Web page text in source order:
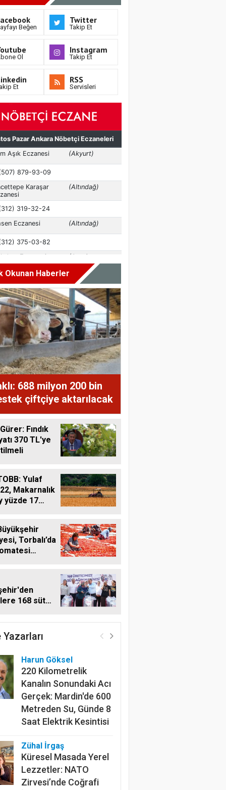
Beğen
Twitter
Takip Et
Ol
Instagram
Takip Et
Et
RSS
Servisleri
Okunan Haberler
688 milyon 200 bin
çiftçiye aktarılacak
Fındık
370 TL'ye
Yulaf
Makarnalık
yüzde 17
Torbalı’da
168 süt
Yazarları
220 Kilometrelik
Gerçek: Mardin'de 600
Metreden Su, Günde 8
Saat Elektrik Kesintisi
Zühal İrgaş
Küresel Masada Yerel
Zirvesi’nde Coğrafi
İşaret Diplomasisi
Gazi Kutlu